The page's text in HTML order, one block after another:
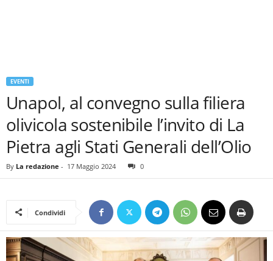
EVENTI
Unapol, al convegno sulla filiera
olivicola sostenibile l’invito di La
Pietra agli Stati Generali dell’Olio
By La redazione - 17 Maggio 2024 0
Condividi